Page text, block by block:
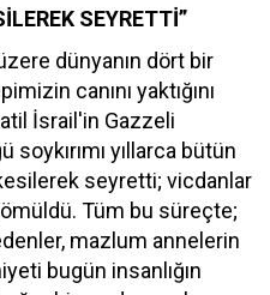
SEYRETTİ”
dünyanın dört bir
canını yaktığını
İsrail'in Gazzeli
yıllarca bütün
seyretti; vicdanlar
Tüm bu süreçte;
mazlum annelerin
bugün insanlığın